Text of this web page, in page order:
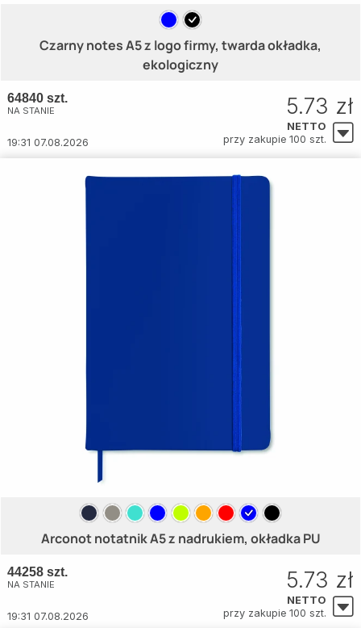
Czarny notes A5 z logo firmy, twarda okładka,
ekologiczny
64840 szt.
NA STANIE
19:31 07.08.2026
5.73 zł
NETTO
przy zakupie 100 szt.
Arconot notatnik A5 z nadrukiem, okładka PU
44258 szt.
NA STANIE
19:31 07.08.2026
5.73 zł
NETTO
przy zakupie 100 szt.